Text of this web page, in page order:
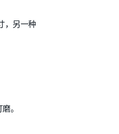
，另一种
。